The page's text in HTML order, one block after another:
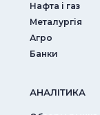
Нафта і газ
Металургія
Агро
Банки
АНАЛIТИКА